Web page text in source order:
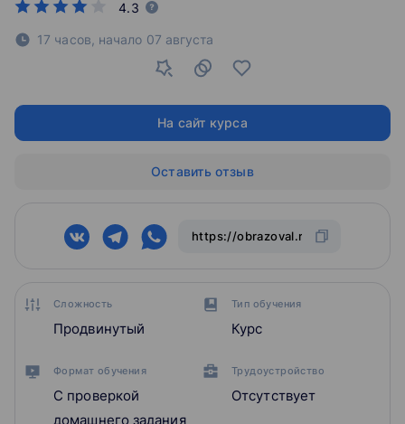
Сложность
Продвинутый
Тип обучения
Курс
Формат обучения
С проверкой
домашнего задания
Трудоустройство
Отсутствует
4.3
17 часов, начало 07 августа
На сайт курса
Оставить отзыв